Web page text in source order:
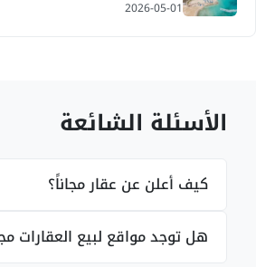
2026-05-01
الأسئلة الشائعة
كيف أعلن عن عقار مجاناً؟
هل توجد مواقع لبيع العقارات